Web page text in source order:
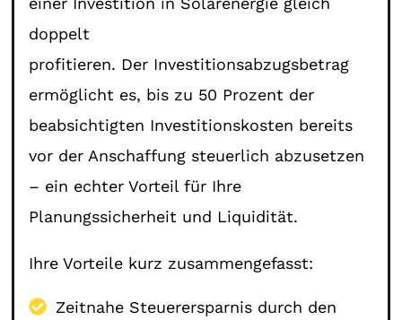
doppelt
profitieren. Der Investitionsabzugsbetrag
ermöglicht es, bis zu 50 Prozent der
beabsichtigten Investitionskosten bereits
vor der Anschaffung steuerlich abzusetzen
– ein echter Vorteil für Ihre
Planungssicherheit und Liquidität.
Ihre Vorteile kurz zusammengefasst:
Zeitnahe Steuerersparnis durch den